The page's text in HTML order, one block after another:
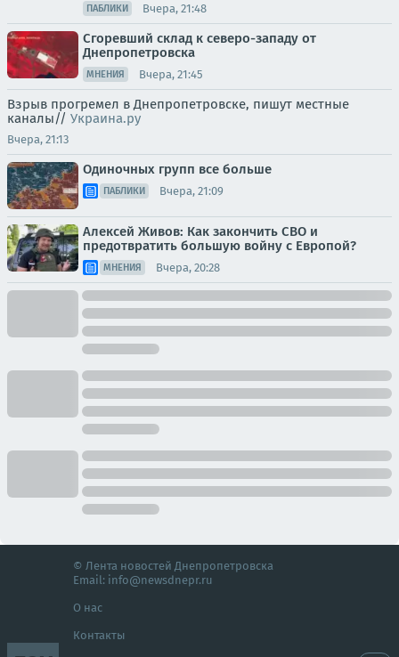
ПАБЛИКИ Вчера, 21:48
Сгоревший склад к северо-западу от
Днепропетровска
МНЕНИЯ Вчера, 21:45
Взрыв прогремел в Днепропетровске, пишут местные
каналы// Украина.ру
Вчера, 21:13
Одиночных групп все больше
ПАБЛИКИ Вчера, 21:09
Алексей Живов: Как закончить СВО и
предотвратить большую войну с Европой?
МНЕНИЯ Вчера, 20:28
© Лента новостей Днепропетровска
Email: info@newsdnepr.ru
О нас
Контакты